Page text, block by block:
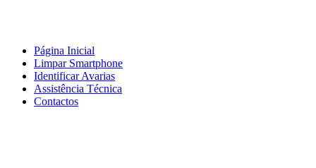
Página Inicial
Limpar Smartphone
Identificar Avarias
Assistência Técnica
Contactos